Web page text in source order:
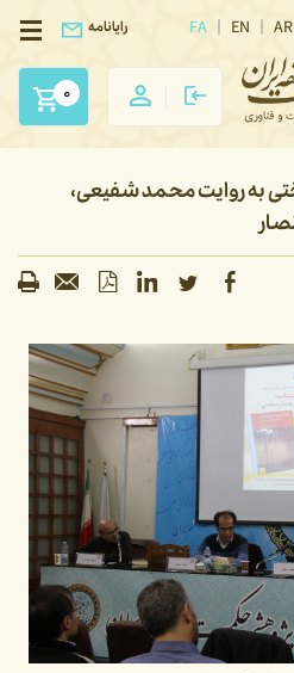
FA EN AR رایانامه
0
به روایت محمد شفیعی،